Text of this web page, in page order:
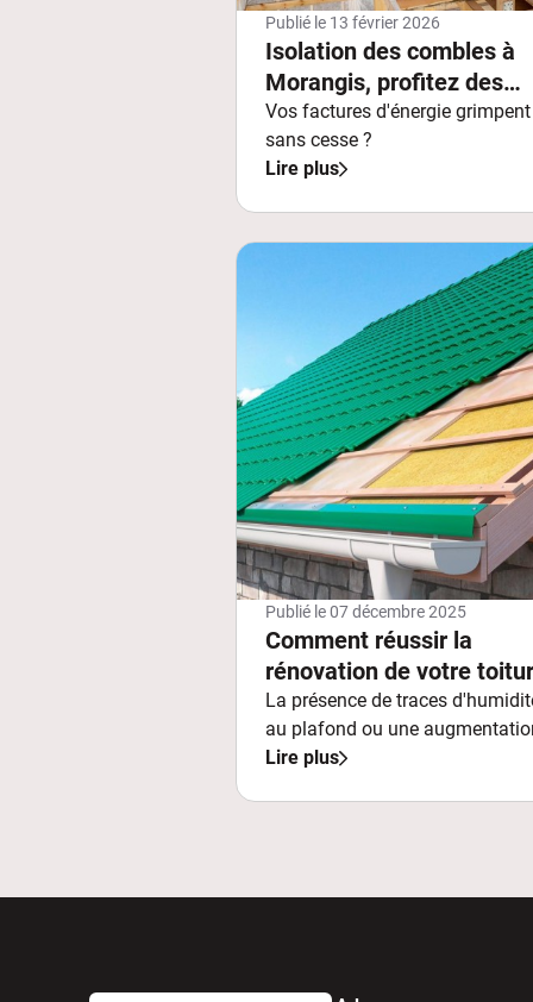
Publié le 13 février 2026
Isolation des combles à
Morangis, profitez des
aides financières
Vos factures d'énergie grimpent
sans cesse ?
Lire plus
Publié le07 décembre 2025
Comment réussir la
rénovation de votre
à Morangis ?
La présence de traces
au plafond ou une
significative de votre
Lire plus